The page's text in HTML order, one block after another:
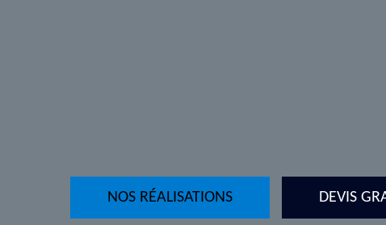
NOS RÉALISATIONS DEVIS